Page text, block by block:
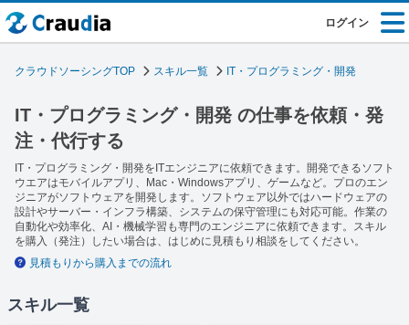
ログイン
クラウドソーシングTOP スキル一覧 IT・プログラミング・開発
IT・プログラミング・開発 の仕事を依頼・発
注・代行する
IT・プログラミング・開発をITエンジニアに依頼できます。開発できるソフト
ウエアはモバイルアプリ、Mac・Windowsアプリ、ゲームなど。プロのエン
ジニアがソフトウェアを開発します。ソフトウェア以外ではハードウェアの
設計やサーバー・インフラ構築、システムの保守管理にも対応可能。作業の
自動化や効率化、AI・機械学習も専門のエンジニアに依頼できます。スキル
を購入（発注）したい場合は、はじめに見積もり相談をしてください。
見積もりから購入までの流れ
スキル一覧